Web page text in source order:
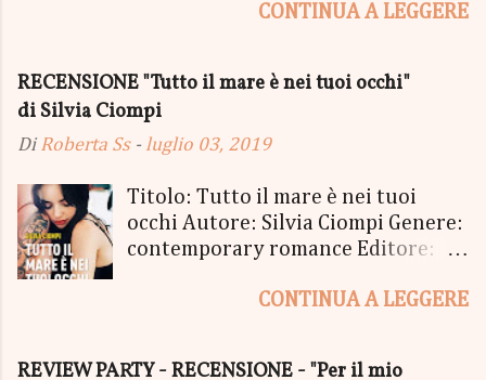
lanciamo il SUPER MEGA GIVEAWAY
05 Ottobre di "C'era una volta a
New York", edito Newton Compton.
Un Giveaway molto ricco per la
Premio, che si aggiudicherà tutto
in Un bel PACCO SORPRESA: - La
Copia Cartacea di "C'era una volta a
"tutto ma non il mio Tailleur" - una
CONTINUA A LEGGERE
RECENSIONE "Tutto il mare è nei tuoi occhi"
di Silvia Ciompi
Di Roberta Ss - luglio 03, 2019
Titolo: Tutto il mare è nei tuoi
occhi Autore: Silvia Ciompi Genere:
contemporary romance Editore:
Pubblicazione: 4 giugno Formato:
CONTINUA A LEGGERE
REVIEW PARTY - RECENSIONE - "Per il mio